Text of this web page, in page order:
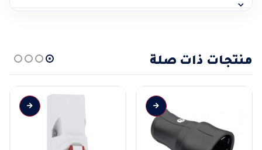
منتجات ذات صلة